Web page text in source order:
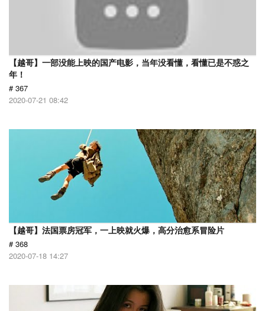
【越哥】一部没能上映的国产电影，当年没看懂，看懂已是不惑之
年！
# 367
2020-07-21 08:42
【越哥】法国票房冠军，一上映就火爆，高分治愈系冒险片
# 368
2020-07-18 14:27